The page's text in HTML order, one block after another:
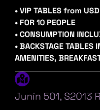
• VIP TABLES from
• FOR 10 PEOPLE
• CONSUMPTION
• BACKSTAGE TABLES
AMENITIES,
Junín 501, S2013